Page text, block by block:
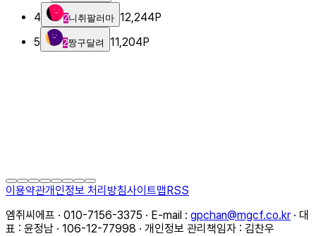
4
2니취팔러마 12,244P
5
2짱구달려 11,204P
이용약관개인정보 처리방침사이트맵RSS
엠쥐씨에프 · 010-7156-3375 · E-mail : gpchan@mgcf.co.kr · 대
표 : 윤정남 · 106-12-77998 · 개인정보 관리책임자 : 김찬우